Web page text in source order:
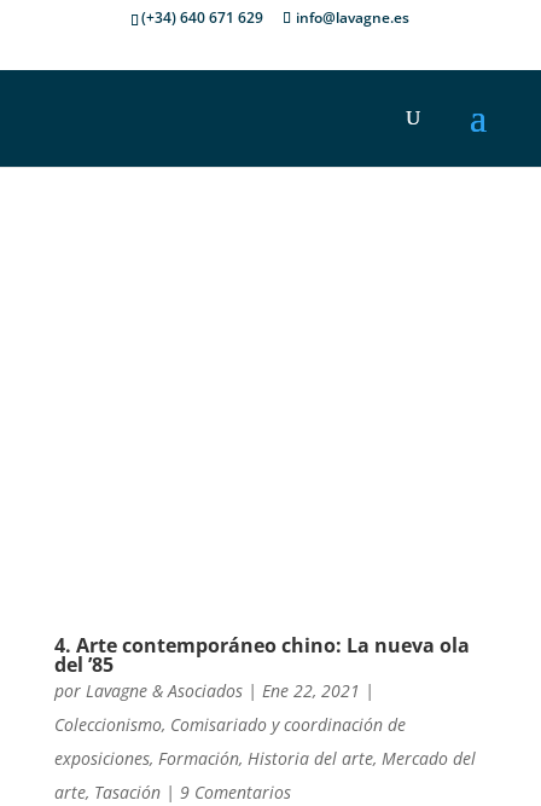
(+34) 640 671 629 info@lavagne.es
4. Arte contemporáneo chino: La nueva ola
del ’85
por Lavagne & Asociados| Ene 22, 2021 |
Coleccionismo, Comisariado y coordinación de
exposiciones, Formación, Historia del arte, Mercado del
arte, Tasación| 9 Comentarios